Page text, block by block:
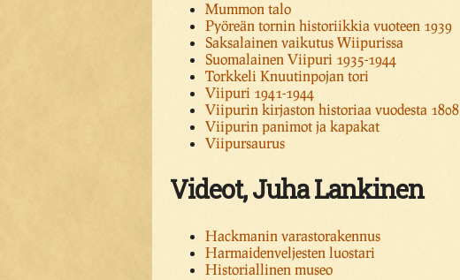
Mummon talo
Pyöreän tornin historiikkia vuoteen 1939
Saksalainen vaikutus Wiipurissa
Suomalainen Viipuri 1935-1944
Torkkeli Knuutinpojan tori
Viipuri 1941-1944
Viipurin kirjaston historiaa vuodesta 1808
Viipurin panimot ja kapakat
Viipursaurus
Videot, Juha Lankinen
Hackmanin varastorakennus
Harmaidenveljesten luostari
Historiallinen museo